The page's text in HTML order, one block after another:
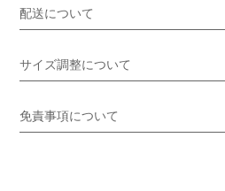
配送について
サイズ調整について
免責事項について